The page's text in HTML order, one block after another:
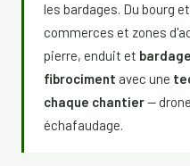
les bardages. Du bourg
commerces et zones
pierre, enduit et
fibrociment avec une
chaque chantier—
échafaudage.